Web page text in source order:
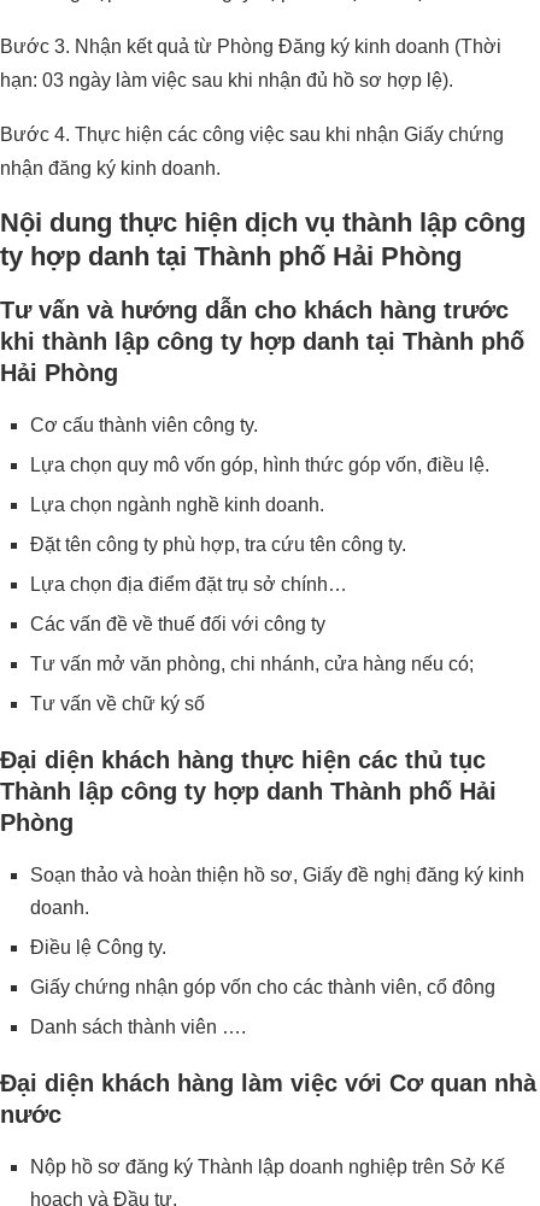
Bước 3. Nhận kết quả từ Phòng Đăng ký kinh doanh (Thời
hạn: 03 ngày làm việc sau khi nhận đủ hồ sơ hợp lệ).
Bước 4. Thực hiện các công việc sau khi nhận Giấy chứng
nhận đăng ký kinh doanh.
Nội dung thực hiện dịch vụ thành lập công
ty hợp danh tại Thành phố Hải Phòng
Tư vấn và hướng dẫn cho khách hàng trước
khi thành lập công ty hợp danh tại Thành phố
Hải Phòng
Cơ cấu thành viên công ty.
Lựa chọn quy mô vốn góp, hình thức góp vốn, điều lệ.
Lựa chọn ngành nghề kinh doanh.
Đặt tên công ty phù hợp, tra cứu tên công ty.
Lựa chọn địa điểm đặt trụ sở chính…
Các vấn đề về thuế đối với công ty
Tư vấn mở văn phòng, chi nhánh, cửa hàng nếu có;
Tư vấn về chữ ký số
Đại diện khách hàng thực hiện các thủ tục
Thành lập công ty hợp danh Thành phố Hải
Phòng
Soạn thảo và hoàn thiện hồ sơ, Giấy đề nghị đăng ký kinh
doanh.
Điều lệ Công ty.
Giấy chứng nhận góp vốn cho các thành viên, cổ đông
Danh sách thành viên ….
Đại diện khách hàng làm việc với Cơ quan nhà
nước
Nộp hồ sơ đăng ký Thành lập doanh nghiệp trên Sở Kế
hoạch và Đầu tư.